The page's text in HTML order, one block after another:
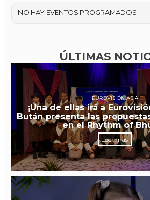
NO HAY EVENTOS PROGRAMADOS
ÚLTIMAS
EUROVISIÓN ASIA
¡Una de ellas irá a
Bután presenta las
en el Rhythm of
Leer más